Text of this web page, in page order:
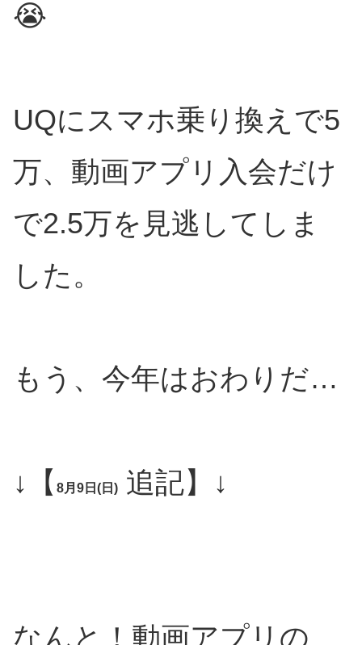
😭
UQにスマホ乗り換えで5
万、動画アプリ入会だけ
で2.5万を見逃してしま
した。
もう、今年はおわりだ…
↓【 8月9日(日) 追記】↓
なんと！動画アプリの